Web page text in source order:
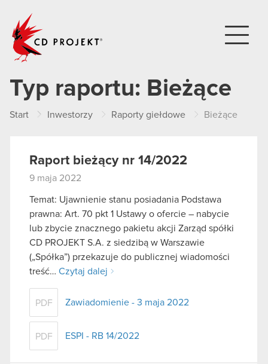
Typ raportu: Bieżące
Start Inwestorzy Raporty giełdowe Bieżące
Raport bieżący nr 14/2022
9 maja 2022
Temat: Ujawnienie stanu posiadania Podstawa
prawna: Art. 70 pkt 1 Ustawy o ofercie – nabycie
lub zbycie znacznego pakietu akcji Zarząd spółki
CD PROJEKT S.A. z siedzibą w Warszawie
(„Spółka”) przekazuje do publicznej wiadomości
treść… Czytaj dalej
PDF Zawiadomienie - 3 maja 2022
PDF ESPI - RB 14/2022